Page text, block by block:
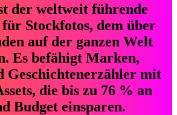
der weltweit führende
Stockfotos, dem über
auf der ganzen Welt
Es befähigt Marken,
Geschichtenerzähler mit
die bis zu 76 % an
Budget einsparen.